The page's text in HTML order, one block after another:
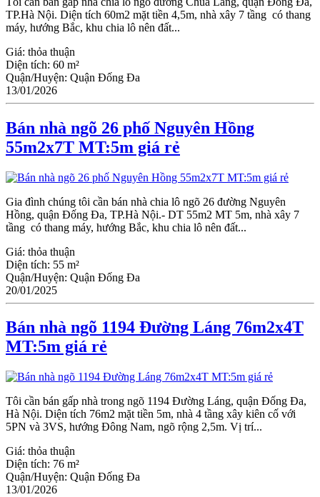
TP.Hà Nội. Diện tích 60m2 mặt tiền 4,5m, nhà xây 7 tầng có thang
máy, hướng Bắc, khu chia lô nên đất...
Giá: thỏa thuận
Diện tích: 60 m²
Quận/Huyện: Quận Đống Đa
13/01/2026
Bán nhà ngõ 26 phố Nguyên Hồng
55m2x7T MT:5m giá rẻ
Gia đình chúng tôi cần bán nhà chia lô ngõ 26 đường Nguyên
Hồng, quận Đống Đa, TP.Hà Nội.- DT 55m2 MT 5m, nhà xây 7
tầng có thang máy, hướng Bắc, khu chia lô nên đất...
Giá: thỏa thuận
Diện tích: 55 m²
Quận/Huyện: Quận Đống Đa
20/01/2025
Bán nhà ngõ 1194 Đường Láng 76m2x4T
MT:5m giá rẻ
Tôi cần bán gấp nhà trong ngõ 1194 Đường Láng, quận Đống Đa,
Hà Nội. Diện tích 76m2 mặt tiền 5m, nhà 4 tầng xây kiên cố với
5PN và 3VS, hướng Đông Nam, ngõ rộng 2,5m. Vị trí...
Giá: thỏa thuận
Diện tích: 76 m²
Quận/Huyện: Quận Đống Đa
13/01/2026